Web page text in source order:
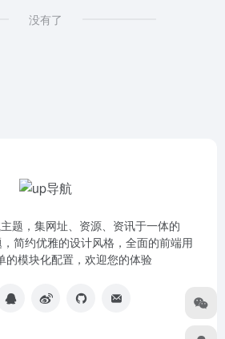
没有了
题，集网址、资源、资讯于一体的
简约优雅的设计风格，全面的前端用
的模块化配置，欢迎您的体验